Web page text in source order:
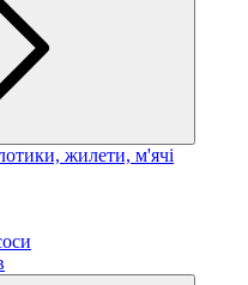
жилети, м'ячі